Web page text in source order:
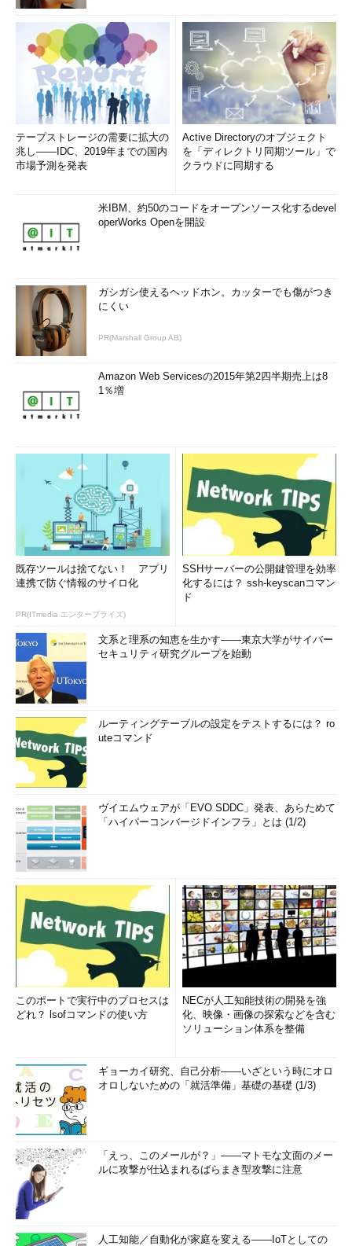
テープストレージの需要に拡大の
兆し――IDC、2019年までの国内
市場予測を発表
Active Directoryのオブジェクト
を「ディレクトリ同期ツール」で
クラウドに同期する
米IBM、約50のコードをオープンソース化するdevel
operWorks Openを開設
ガシガシ使えるヘッドホン。カッターでも傷がつき
にくい
PR(Marshall Group AB)
Amazon Web Servicesの2015年第2四半期売上は8
1％増
既存ツールは捨てない！ アプリ
連携で防ぐ情報のサイロ化
PR(ITmedia エンタープライズ)
SSHサーバーの公開鍵管理を効率
化するには？ ssh-keyscanコマン
ド
文系と理系の知恵を生かす――東京大学がサイバー
セキュリティ研究グループを始動
ルーティングテーブルの設定をテストするには？ ro
uteコマンド
ヴイエムウェアが「EVO SDDC」発表、あらためて
「ハイパーコンバージドインフラ」とは (1/2)
このポートで実行中のプロセスは
どれ？ lsofコマンドの使い方
NECが人工知能技術の開発を強
化、映像・画像の探索などを含む
ソリューション体系を整備
ギョーカイ研究、自己分析――いざという時にオロ
オロしないための「就活準備」基礎の基礎 (1/3)
「えっ、このメールが？」――マトモな文面のメー
ルに攻撃が仕込まれるばらまき型攻撃に注意
人工知能／自動化が家庭を変える――IoTとしての